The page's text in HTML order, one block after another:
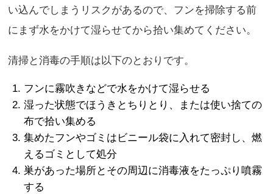
い込んでしまうリスクがあるので、フンを掃除する前
にまず水をかけて湿らせてから拾い集めてください。
清掃と消毒の手順は以下のとおりです。
フンに霧吹きなどで水をかけて湿らせる
湿った状態でほうきとちりとり、または使い捨ての
布で拾い集める
集めたフンやゴミはビニール袋に入れて密封し、燃
えるゴミとして処分
巣があった場所とその周辺に消毒液をたっぷり噴霧
する